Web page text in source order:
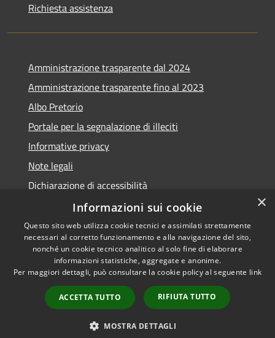
Richiesta assistenza
Amministrazione trasparente dal 2024
Amministrazione trasparente fino al 2023
Albo Pretorio
Portale per la segnalazione di illeciti
Informative privacy
Note legali
Dichiarazione di accessibilità
Segnalazioni di inaccessibilità
RSS
Accessibilità
Copyright © 2026 • Comune di
Municipium•
Accesso
redazione
×
Informazioni sui cookie
Questo sito web utilizza cookie tecnici e assimilati strettamente
necessari al corretto funzionamento e alla navigazione del sito,
nonché un cookie tecnico analitico al solo fine di elaborare
informazioni statistiche, aggregate e anonime.
Per maggiori dettagli, può consultare la cookie policy al seguente link
ACCETTA TUTTO RIFIUTA TUTTO
MOSTRA DETTAGLI